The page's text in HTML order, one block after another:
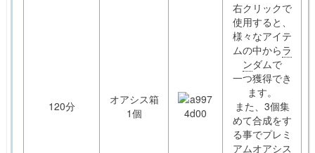
120分
オアシス箱
1個
右クリックで
使用すると、
様々なアイテ
ムの中からラ
ンダムで
一つ獲得でき
ます。
また、3個集
めて合成をす
る事でプレミ
アムオアシス